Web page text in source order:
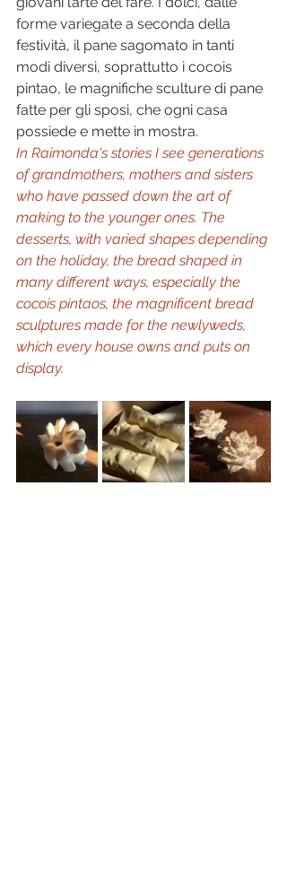
forme variegate a seconda della
festività, il pane sagomato in tanti
modi diversi, soprattutto i cocois
pintao, le magnifiche sculture di pane
fatte per gli sposi, che ogni casa
possiede e mette in mostra.
In Raimonda's stories I see generations
of grandmothers, mothers and sisters
who have passed down the art of
making to the younger ones. The
desserts, with varied shapes depending
on the holiday, the bread shaped in
many different ways, especially the
cocois pintaos, the magnificent bread
sculptures made for the newlyweds,
which every house owns and puts on
display.